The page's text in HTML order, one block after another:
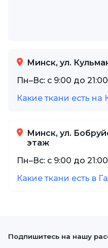
Минск, ул.
Пн–Вс: с 9:00 до 21:00
Какие ткани есть на
Минск, ул.
этаж
Пн–Вс: с 9:00 до 21:00
Какие ткани есть в
Подпишитесь на нашу